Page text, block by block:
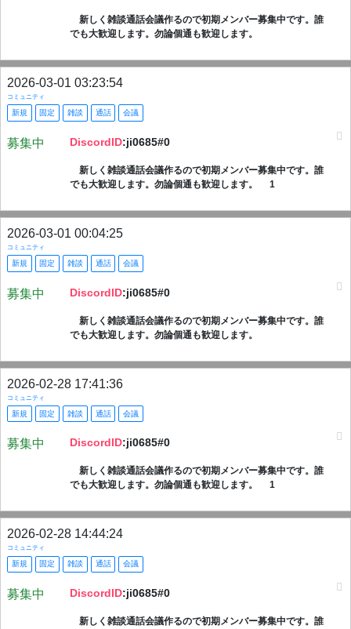
新しく雑談通話会議作るので初期メンバー募集中です。誰
でも大歓迎します。勿論個通も歓迎します。
2026-03-01 03:23:54
コミュニティ
新規 固定 雑談 通話 会議
募集中 DiscordID:ji0685#0
新しく雑談通話会議作るので初期メンバー募集中です。誰
でも大歓迎します。勿論個通も歓迎します。 1
2026-03-01 00:04:25
コミュニティ
新規 固定 雑談 通話 会議
募集中 DiscordID:ji0685#0
新しく雑談通話会議作るので初期メンバー募集中です。誰
でも大歓迎します。勿論個通も歓迎します。
2026-02-28 17:41:36
コミュニティ
新規 固定 雑談 通話 会議
募集中 DiscordID:ji0685#0
新しく雑談通話会議作るので初期メンバー募集中です。誰
でも大歓迎します。勿論個通も歓迎します。 1
2026-02-28 14:44:24
コミュニティ
新規 固定 雑談 通話 会議
募集中 DiscordID:ji0685#0
新しく雑談通話会議作るので初期メンバー募集中です。誰